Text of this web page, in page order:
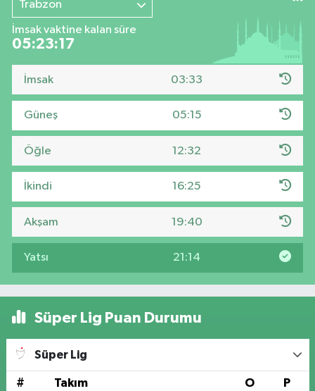
Trabzon
İmsak vaktine kalan süre
05:23:15
İmsak 03:33
Güneş 05:15
Öğle 12:32
İkindi 16:25
Akşam 19:40
Yatsı 21:14
Süper Lig Puan Durumu
Süper Lig
# Takım O P